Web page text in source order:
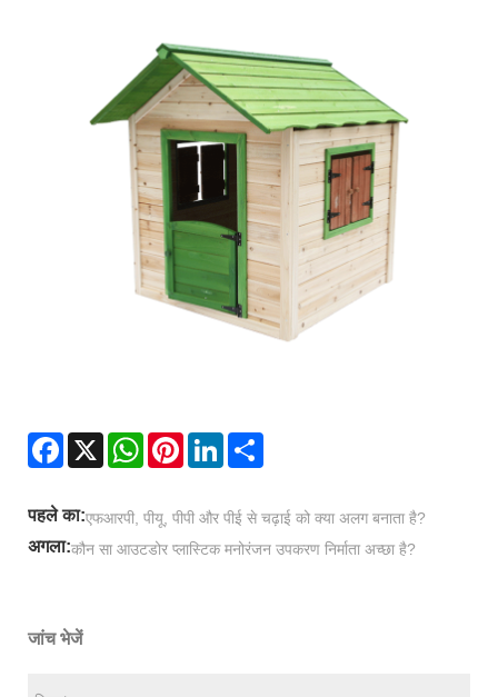
Facebook
X WhatsAppPinterestLinkedIn
पहले का:एफआरपी, पीयू, पीपी और पीई से चढ़ाई को क्या अलग बनाता है?
अगला:कौन सा आउटडोर प्लास्टिक मनोरंजन उपकरण निर्माता अच्छा है?
जांच भेजें